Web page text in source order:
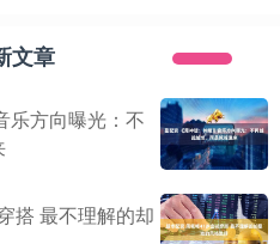
文章
乐方向曝光：不
搭 最不理解的却